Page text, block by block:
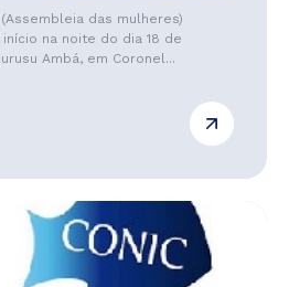
(Assembleia das mulheres)
na noite do dia 18 de
Ambá, em Coronel...